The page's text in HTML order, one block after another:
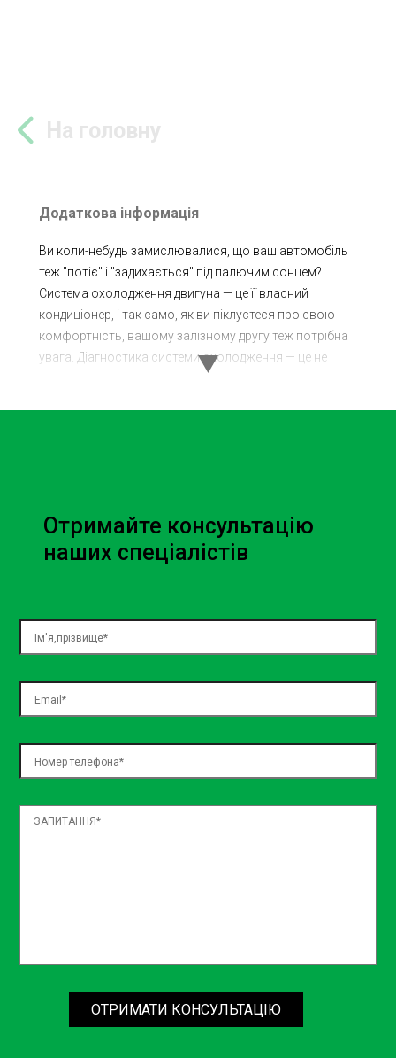
На головну
Додаткова інформація
Ви коли-небудь замислювалися, що ваш автомобіль
теж "потіє" і "задихається" під палючим сонцем?
Система охолодження двигуна — це її власний
кондиціонер, і так само, як ви піклуєтеся про свою
комфортність, вашому залізному другу теж потрібна
увага. Діагностика системи охолодження — це не
Чому система
Система охолодження автомобіля — це критичний
компонент, який відповідає за зниження температури
серйозних поломок і, у крайніх випадках, до виходу з
відводить тепло від двигуна.
Термостат — мозок системи, який регулює
Водяний насос — помпа, що забезпечує
виявляє поточні проблеми, а й допомагає
передбачити можливі майбутні неполадки. Процес
Отримайте консультацію
наших спеціалістів
ОТРИМАТИ КОНСУЛЬТАЦІЮ